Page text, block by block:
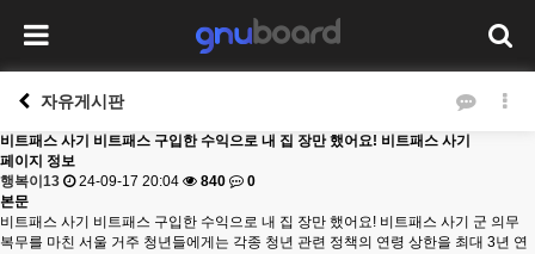
자유게시판
비트패스 사기 비트패스 구입한 수익으로 내 집 장만 했어요! 비트패스 사기
페이지 정보
행복이13
24-09-17 20:04 840
0
본문
비트패스 사기 비트패스 구입한 수익으로 내 집 장만 했어요! 비트패스 사기 군 의무
복무를 마친 서울 거주 청년들에게는 각종 청년 관련 정책의 연령 상한을 최대 3년 연